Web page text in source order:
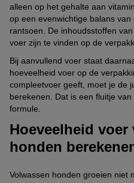
alleen op het gehalte aan
op een evenwichtige balans
rantsoen. De inhoudsstoffen
voer zijn te vinden op de
Bij aanvullend voer staat
hoeveelheid voer op de
compleetvoer geeft, moet je de
berekenen. Dat is een fluitje
formule.
Hoeveelheid
honden
Volwassen honden groeien niet